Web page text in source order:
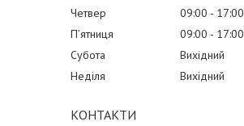
Четвер
09:00
17:00
Пʼятниця
09:00
17:00
Субота
Вихідний
Неділя
Вихідний
КОНТАКТИ